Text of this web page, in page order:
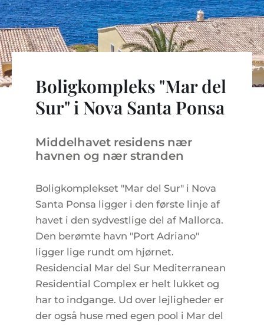
VINGÅRD
BOLIGSØGNING PÅ MALLORCA
SALG-AF-BOUTIQUE-HOTELLER
LIVE VIDEO TOUR
SKATTER OG EKSTRAOMKOSTNINGER
ENERGICERTIFIKAT
EJENDOMSMÆGLERE PORTALS MALLORCA
VORES TEAM
NYHEDER
UAFHÆNGIG EJENDOMSMÆGLER
REGION ANDRATX
REGION SANTA PONSA
MALLORCA LIFESTYLE
KULINARISK MALLORCA
FRITIDSAKTIVITETER PÅ MALLORCA
SKOLER PÅ MALLORCA
LUXURY ESTATES & MALLORCA MAGAZIN
CHRISTIE'S REAL ESTATE
Boligkompleks "Mar del
Sur" i Nova Santa Ponsa
Middelhavet residens nær
havnen og nær stranden
Boligkomplekset "Mar del Sur" i Nova
Santa Ponsa ligger i den første linje af
havet i den sydvestlige del af Mallorca.
Den berømte havn "Port Adriano"
ligger lige rundt om hjørnet.
Residencial Mar del Sur Mediterranean
Residential Complex er helt lukket og
har to indgange. Ud over lejligheder er
der også huse med egen pool i Mar del